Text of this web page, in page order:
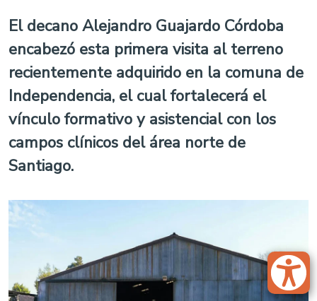
El decano Alejandro Guajardo Córdoba
encabezó esta primera visita al terreno
recientemente adquirido en la comuna de
Independencia, el cual fortalecerá el
vínculo formativo y asistencial con los
campos clínicos del área norte de
Santiago.